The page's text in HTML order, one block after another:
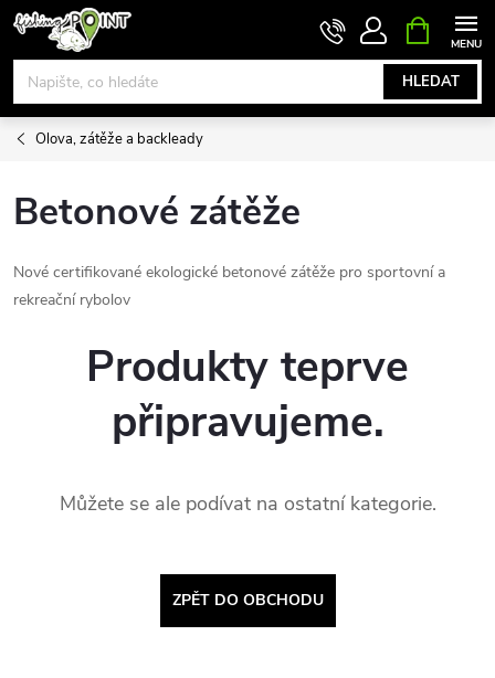
Přejít
obsah
HLEDAT
NÁKUPNÍ
KOŠÍK
Olova, zátěže a backleady
Betonové zátěže
Nové certifikované ekologické betonové zátěže pro sportovní a
rekreační rybolov
Produkty teprve
připravujeme.
Můžete se ale podívat na ostatní kategorie.
ZPĚT DO OBCHODU